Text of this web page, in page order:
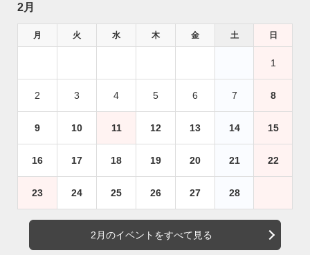
2月
月 火 水 木 金 土 日
1
2 3 4 5 6 7 8
9 10 11 12 13 14 15
16 17 18 19 20 21 22
23 24 25 26 27 28
2月のイベントをすべて見る